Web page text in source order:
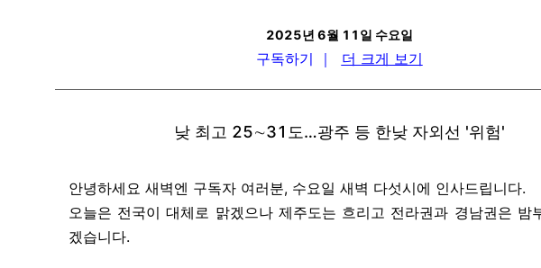
2025년 6월 11일 수요일
구독하기 ｜ 더 크게 보기
낮 최고 25∼31도…광주 등 한낮 자외선 '위험'
안녕하세요 새벽엔 구독자 여러분, 수요일 새벽 다섯시에 인사드립니다.
오늘은 전국이 대체로 맑겠으나 제주도는 흐리고 전라권과 경남권은 밤
겠습니다.